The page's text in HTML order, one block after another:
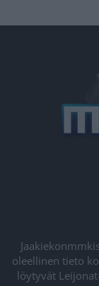
oleellinen tieto
löytyvät